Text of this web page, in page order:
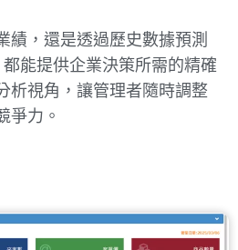
績，還是透過歷史數據預測
能提供企業決策所需的精確
析視角，讓管理者隨時調整
爭力。